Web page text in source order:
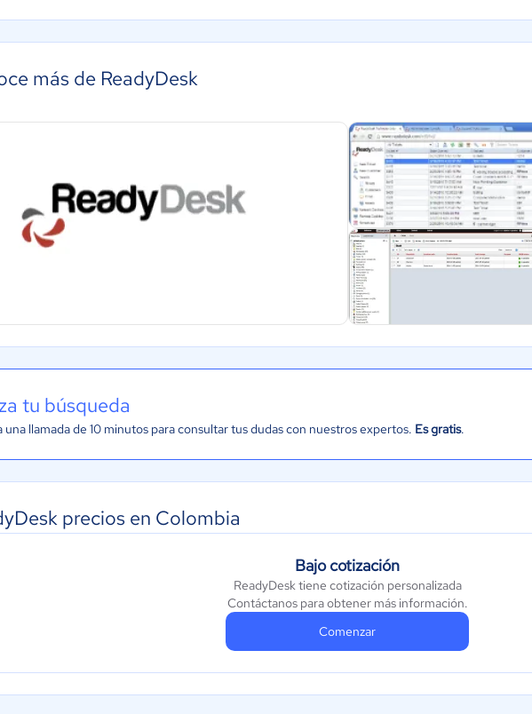
más de ReadyDesk
tu búsqueda
una llamada de 10 minutos para consultar tus dudas con nuestros expertos. Es gratis.
precios en Colombia
Bajo cotización
ReadyDesk tiene cotización personalizada
Contáctanos para obtener más información.
Comenzar